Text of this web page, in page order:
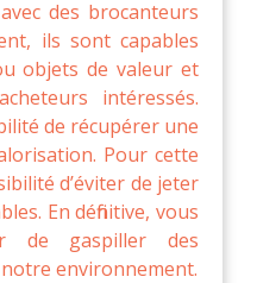
des brocanteurs
ils sont capables
objets de valeur et
intéressés.
de récupérer une
Pour cette
d’éviter de jeter
En définitive, vous
de gaspiller des
environnement.